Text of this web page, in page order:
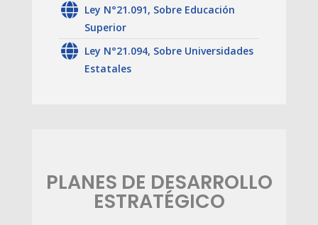
Ley N°21.091, Sobre Educación
Superior
Ley N°21.094, Sobre Universidades
Estatales
PLANES DE DESARROLLO
ESTRATÉGICO